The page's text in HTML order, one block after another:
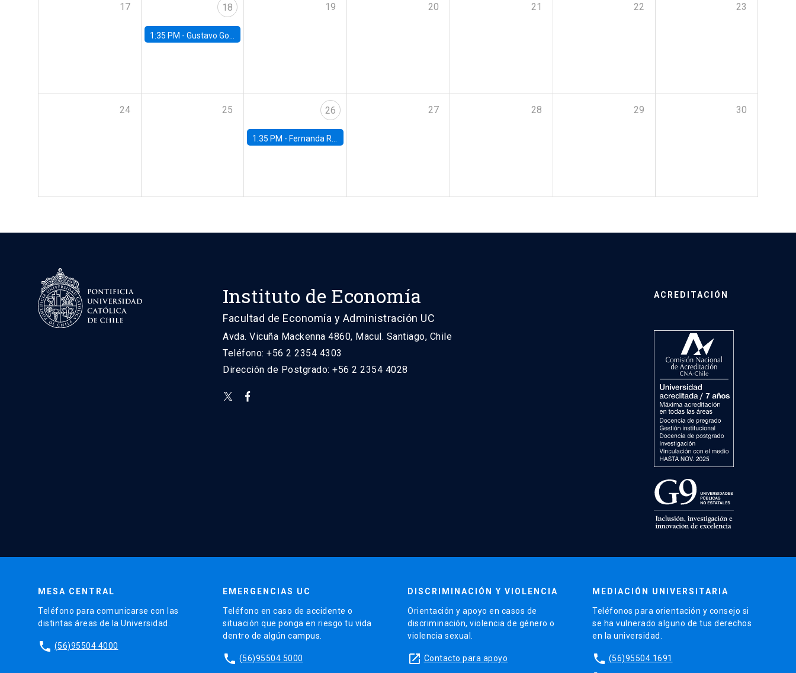
17 18
1:35 PM - Gustavo González, Banco Central de Chile
19 20 21 22 23
24 25 26
1:35 PM - Fernanda Rojas Ampuero, University of Wisconsin-Madison
27 28 29 30
Instituto de Economía
Facultad de Economía y Administración UC
Avda. Vicuña Mackenna 4860, Macul. Santiago, Chile
Teléfono: +56 2 2354 4303
Dirección de Postgrado: +56 2 2354 4028
ACREDITACIÓN
MESA CENTRAL
Teléfono para comunicarse con las
distintas áreas de la Universidad.
phone (56)95504 4000
EMERGENCIAS UC
Teléfono en caso de accidente o
situación que ponga en riesgo tu vida
dentro de algún campus.
phone (56)95504 5000
DISCRIMINACIÓN Y VIOLENCIA
Orientación y apoyo en casos de
discriminación, violencia de género o
violencia sexual.
launch Contacto para apoyo
MEDIACIÓN UNIVERSITARIA
Teléfonos para orientación y consejo si
se ha vulnerado alguno de tus derechos
en la universidad.
phone (56)95504 1691